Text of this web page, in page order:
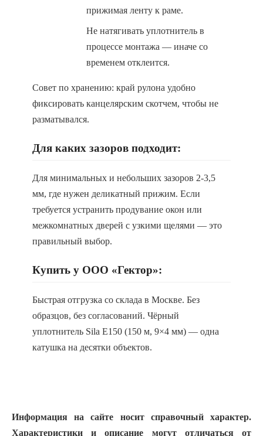
прижимая ленту к раме.
Не натягивать уплотнитель в
процессе монтажа — иначе со
временем отклеится.
Совет по хранению: край рулона удобно
фиксировать канцелярским скотчем, чтобы не
разматывался.
Для каких зазоров подходит:
Для минимальных и небольших зазоров 2-3,5
мм, где нужен деликатный прижим. Если
требуется устранить продувание окон или
межкомнатных дверей с узкими щелями — это
правильный выбор.
Купить у ООО «Гектор»:
Быстрая отгрузка со склада в Москве. Без
образцов, без согласований. Чёрный
уплотнитель Sila E150 (150 м, 9×4 мм) — одна
катушка на десятки объектов.
Информация на сайте носит справочный характер.
Характеристики и описание могут отличаться от